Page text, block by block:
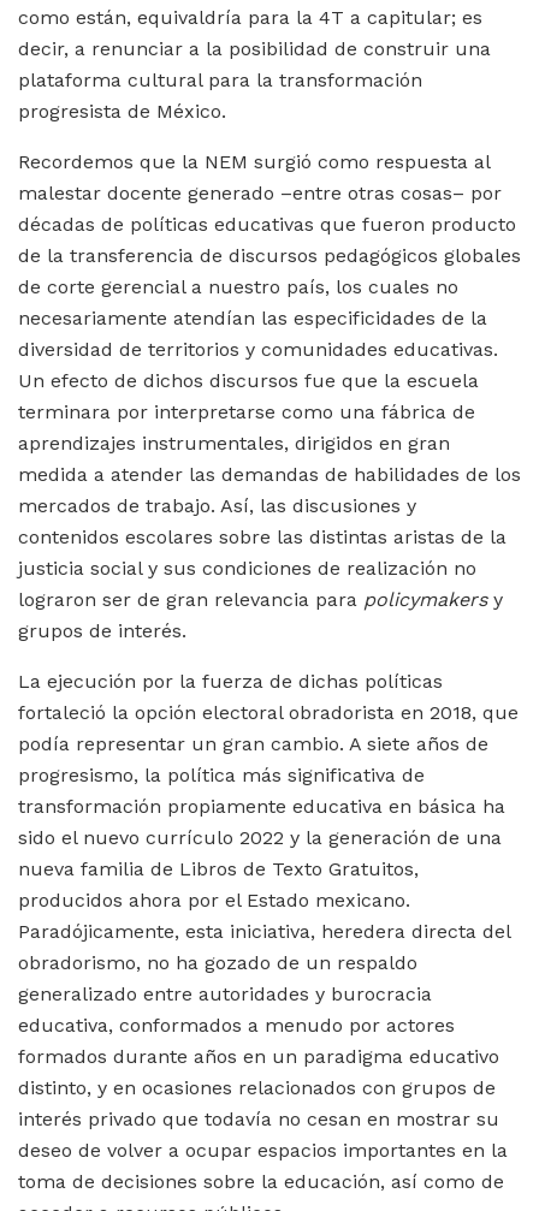
como están, equivaldría para la 4T a capitular; es
decir, a renunciar a la posibilidad de construir una
plataforma cultural para la transformación
progresista de México.
Recordemos que la NEM surgió como respuesta al
malestar docente generado –entre otras cosas– por
décadas de políticas educativas que fueron producto
de la transferencia de discursos pedagógicos globales
de corte gerencial a nuestro país, los cuales no
necesariamente atendían las especificidades de la
diversidad de territorios y comunidades educativas.
Un efecto de dichos discursos fue que la escuela
terminara por interpretarse como una fábrica de
aprendizajes instrumentales, dirigidos en gran
medida a atender las demandas de habilidades de los
mercados de trabajo. Así, las discusiones y
contenidos escolares sobre las distintas aristas de la
justicia social y sus condiciones de realización no
lograron ser de gran relevancia para policymakersy
grupos de interés.
La ejecución por la fuerza de dichas políticas
fortaleció la opción electoral obradorista en 2018, que
podía representar un gran cambio. A siete años de
progresismo, la política más significativa de
transformación propiamente educativa en básica ha
sido el nuevo currículo 2022 y la generación de una
nueva familia de Libros de Texto Gratuitos,
producidos ahora por el Estado mexicano.
Paradójicamente, esta iniciativa, heredera directa del
obradorismo, no ha gozado de un respaldo
generalizado entre autoridades y burocracia
educativa, conformados a menudo por actores
formados durante años en un paradigma educativo
distinto, y en ocasiones relacionados con grupos de
interés privado que todavía no cesan en mostrar su
deseo de volver a ocupar espacios importantes en la
toma de decisiones sobre la educación, así como de